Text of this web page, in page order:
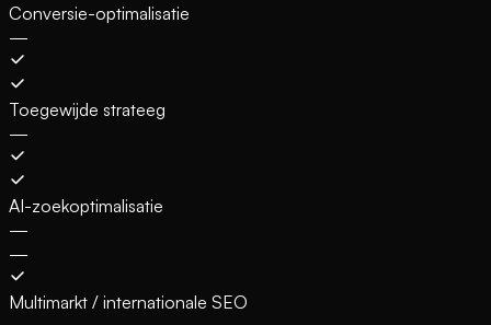
Conversie-optimalisatie
—
Toegewijde strateeg
—
AI-zoekoptimalisatie
—
—
Multimarkt / internationale SEO